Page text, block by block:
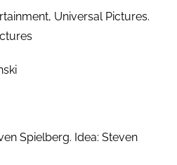
Universal Pictures.
Spielberg. Idea: Steven